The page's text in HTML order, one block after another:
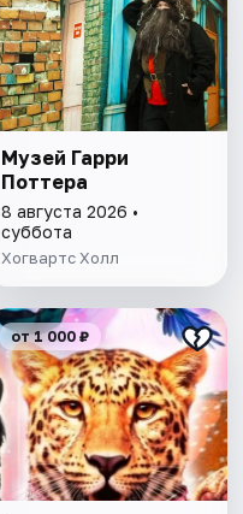
Музей Гарри
Поттера
8 августа 2026 •
суббота
Хогвартс Холл
от 1 000 ₽